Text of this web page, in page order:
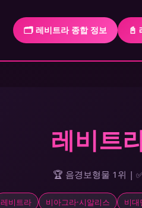
🗂️ 레비트라 종합 정보 📓
레비트
🏆 음경보형물 1위 |
레비트라 비아그라·시알리스 비대